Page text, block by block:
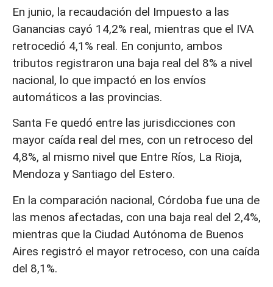
En junio, la recaudación del Impuesto a las
Ganancias cayó 14,2% real, mientras que el IVA
retrocedió 4,1% real. En conjunto, ambos
tributos registraron una baja real del 8% a nivel
nacional, lo que impactó en los envíos
automáticos a las provincias.
Santa Fe quedó entre las jurisdicciones con
mayor caída real del mes, con un retroceso del
4,8%, al mismo nivel que Entre Ríos, La Rioja,
Mendoza y Santiago del Estero.
En la comparación nacional, Córdoba fue una de
las menos afectadas, con una baja real del 2,4%,
mientras que la Ciudad Autónoma de Buenos
Aires registró el mayor retroceso, con una caída
del 8,1%.